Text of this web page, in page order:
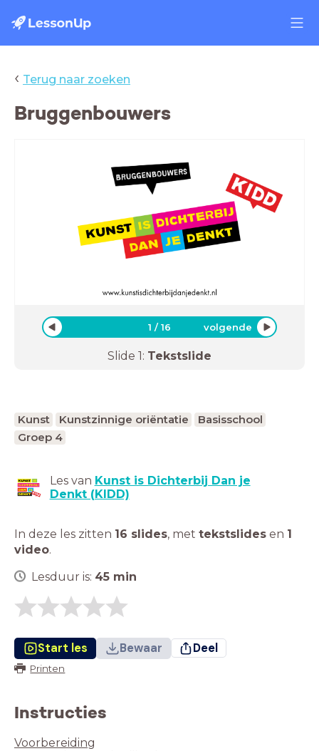
‹ Terug naar zoeken
Bruggenbouwers
1 /16 volgende
Slide 1: Tekstslide
Kunst Kunstzinnige oriëntatie
Basisschool
Groep 4
Les van Kunst is Dichterbij Dan je
Denkt (KIDD)
In deze les zitten 16 slides, met tekstslides en 1
video.
Lesduur is: 45 min
Start les Bewaar Deel
Printen
Instructies
Voorbereiding